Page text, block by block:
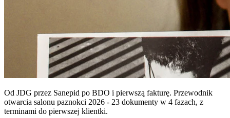
Od JDG przez Sanepid po BDO i pierwszą fakturę. Przewodnik
otwarcia salonu paznokci 2026 - 23 dokumenty w 4 fazach, z
terminami do pierwszej klientki.